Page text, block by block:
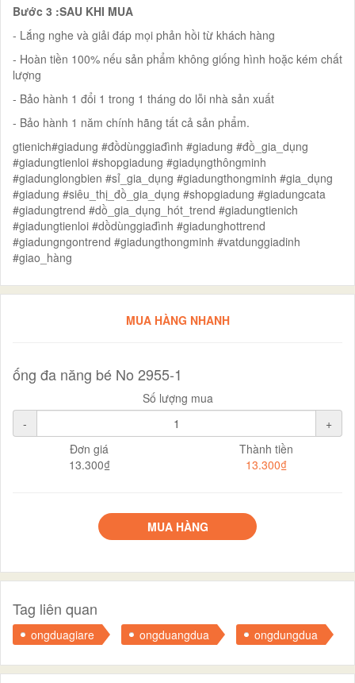
Bước 3 :SAU KHI MUA
- Lắng nghe và giải đáp mọi phản hồi từ khách hàng
- Hoàn tiền 100% nếu sản phẩm không giống hình hoặc kém chất
lượng
- Bảo hành 1 đổi 1 trong 1 tháng do lỗi nhà sản xuất
- Bảo hành 1 năm chính hãng tất cả sản phẩm.
gtienich#giadung #đồdùnggiađình #giadung #đồ_gia_dụng
#giadungtienloi #shopgiadung #giadụngthôngminh
#giadunglongbien #sỉ_gia_dụng #giadungthongminh #gia_dụng
#giadung #siêu_thị_đồ_gia_dụng #shopgiadung #giadungcata
#giadungtrend #dồ_gia_dụng_hót_trend #giadungtienich
#giadungtienloi #dồdùnggiađình #giadunghottrend
#giadungngontrend #giadungthongminh #vatdunggiadinh
#giao_hàng
MUA HÀNG NHANH
ống đa năng bé No 2955-1
Số lượng mua
-
+
Đơn giá
13.300₫
Thành tiền
13.300₫
MUA HÀNG
Tag liên quan
ongduagiare ongduangdua ongdungdua